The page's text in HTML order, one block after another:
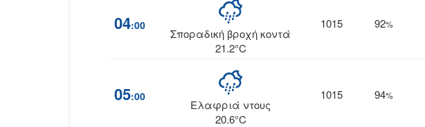
04:00
Σποραδική βροχή κοντά
21.2°C
1015 92%
05:00
Ελαφριά ντους
20.6°C
1015 94%